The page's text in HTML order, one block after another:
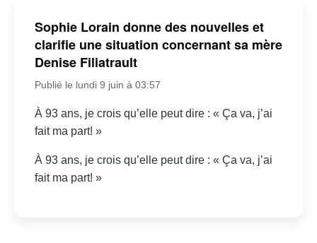
Sophie Lorain donne des nouvelles et
clarifie une situation concernant sa mère
Denise Filiatrault
Publié le lundi 9 juin à 03:57
À 93 ans, je crois qu’elle peut dire : « Ça va, j’ai
fait ma part! »
À 93 ans, je crois qu’elle peut dire : « Ça va, j’ai
fait ma part! »